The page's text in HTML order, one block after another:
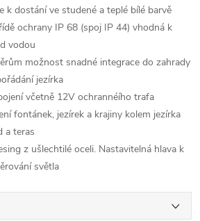
k dostání ve studené a teplé bílé barvě
ochrany IP 68 (spoj IP 44) vhodná k
vodou
možnost snadné integrace do zahrady
jezírka
včetně 12V ochrannéího trafa
fontánek, jezírek a krajiny kolem jezírka
a teras
z ušlechtilé oceli. Nastavitelná hlava k
světla